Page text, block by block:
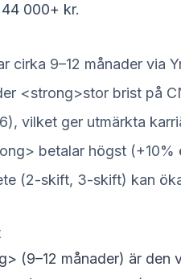
000+ kr.
cirka 9–12 månader via
<strong>stor brist på
vilket ger utmärkta
betalar högst
(2-skift, 3-skift) kan
(9–12 månader) är den